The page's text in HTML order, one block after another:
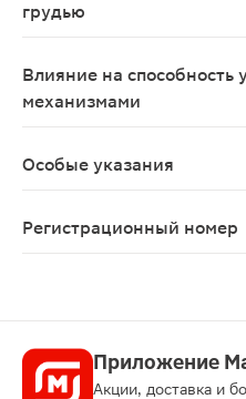
грудью
Влияние на способность
механизмами
Особые указания
Регистрационный номер
Приложение
Акции, доставка и